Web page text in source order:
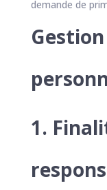
demande de
1.